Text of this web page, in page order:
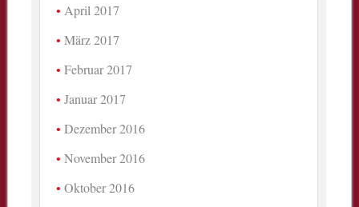
April 2017
März 2017
Februar 2017
Januar 2017
Dezember 2016
November 2016
Oktober 2016